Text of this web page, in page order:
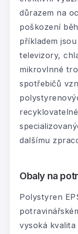
důrazem na
poškození
příkladem
televizory,
mikrovlnné
spotřebičů
dalšímu
Obaly na
Polystyren
vysoká